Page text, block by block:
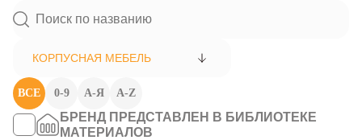
КОРПУСНАЯ МЕБЕЛЬ
ВСЕ 0-9 А-Я A-Z
БРЕНД ПРЕДСТАВЛЕН В БИБЛИОТЕКЕ
МАТЕРИАЛОВ